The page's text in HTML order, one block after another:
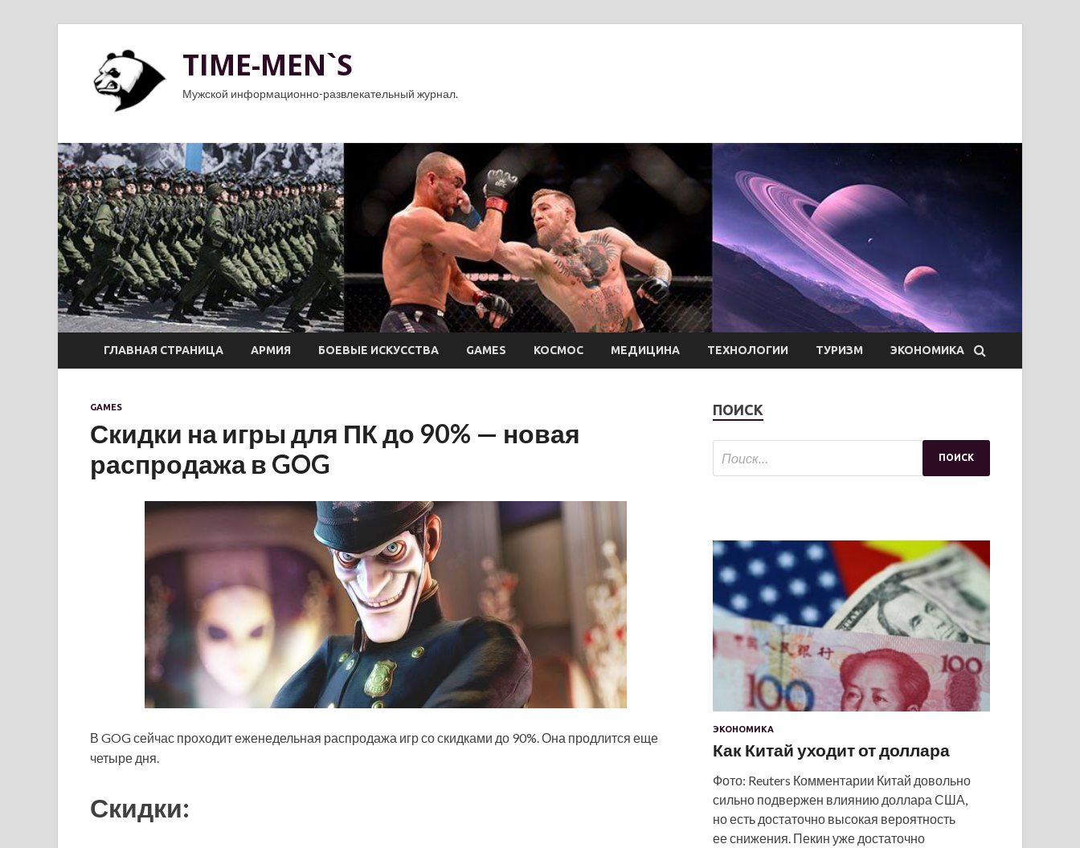
TIME-MEN`S
Мужской информационно-развлекательный журнал.
ГЛАВНАЯ СТРАНИЦА АРМИЯ БОЕВЫЕ ИСКУССТВА GAMES КОСМОС МЕДИЦИНА ТЕХНОЛОГИИ ТУРИЗМ ЭКОНОМИКА
GAMES
Скидки на игры для ПК до 90% — новая
распродажа в GOG
В GOG сейчас проходит еженедельная распродажа игр со скидками до 90%. Она продлится еще
четыре дня.
Скидки:
ПОИСК
ЭКОНОМИКА
Как Китай уходит от доллара
Фото: Reuters Комментарии Китай довольно
сильно подвержен влиянию доллара США,
но есть достаточно высокая вероятность
ее снижения. Пекин уже достаточно